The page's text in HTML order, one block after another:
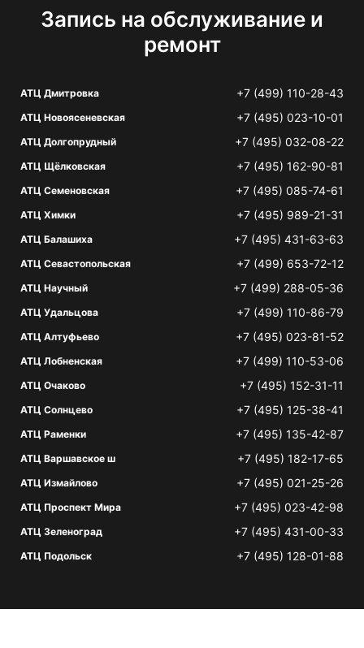
Запись на обслуживание и
ремонт
АТЦ Дмитровка +7 (499) 110-28-43
АТЦ Новоясеневская +7 (495) 023-10-01
АТЦ Долгопрудный +7 (495) 032-08-22
АТЦ Щёлковская +7 (495) 162-90-81
АТЦ Семеновская +7 (495) 085-74-61
АТЦ Химки +7 (495) 989-21-31
АТЦ Балашиха +7 (495) 431-63-63
АТЦ Севастопольская +7 (499) 653-72-12
АТЦ Научный +7 (499) 288-05-36
АТЦ Удальцова +7 (499) 110-86-79
АТЦ Алтуфьево +7 (495) 023-81-52
АТЦ Лобненская +7 (499) 110-53-06
АТЦ Очаково +7 (495) 152-31-11
АТЦ Солнцево +7 (495) 125-38-41
АТЦ Раменки +7 (495) 135-42-87
АТЦ Варшавское ш +7 (495) 182-17-65
АТЦ Измайлово +7 (495) 021-25-26
АТЦ Проспект Мира +7 (495) 023-42-98
АТЦ Зеленоград +7 (495) 431-00-33
АТЦ Подольск +7 (495) 128-01-88